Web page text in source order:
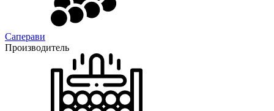
Саперави
Производитель